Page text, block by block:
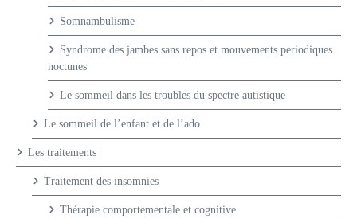
Somnambulisme
Syndrome des jambes sans repos et mouvements periodiques
noctunes
Le sommeil dans les troubles du spectre autistique
Le sommeil de l’enfant et de l’ado
Les traitements
Traitement des insomnies
Thérapie comportementale et cognitive